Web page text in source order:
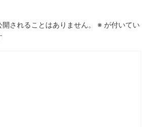
されることはありません。 ※ が付いてい